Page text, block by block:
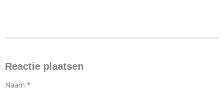
Reactie plaatsen
Naam *